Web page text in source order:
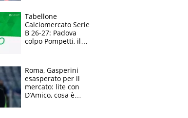
polemiche
Tabellone
Calciomercato Serie
B 26-27: Padova
colpo Pompetti, il
Roma, Gasperini
esasperato per il
mercato: lite con
D’Amico, cosa è